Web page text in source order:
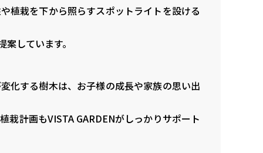
植栽を下から照らすスポットライトを設ける
しています。
化する樹木は、お子様の成長や家族の思い出
計画もVISTA GARDENがしっかりサポート